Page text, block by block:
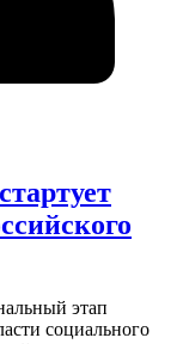
этап
социального